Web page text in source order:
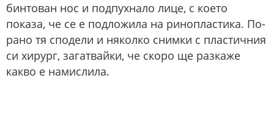
бинтован нос и подпухнало лице, с което
показа, че се е подложила на ринопластика. По-
рано тя сподели и няколко снимки с пластичния
си хирург, загатвайки, че скоро ще разкаже
какво е намислила.